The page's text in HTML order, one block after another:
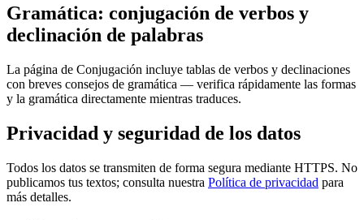
Gramática: conjugación de verbos y
declinación de palabras
La página de Conjugación incluye tablas de verbos y declinaciones
con breves consejos de gramática — verifica rápidamente las formas
y la gramática directamente mientras traduces.
Privacidad y seguridad de los datos
Todos los datos se transmiten de forma segura mediante HTTPS. No
publicamos tus textos; consulta nuestra Política de privacidad para
más detalles.